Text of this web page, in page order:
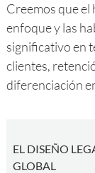
Creemos que el
enfoque y las
significativo en
clientes,
diferenciación
EL DISEÑO
GLOBAL